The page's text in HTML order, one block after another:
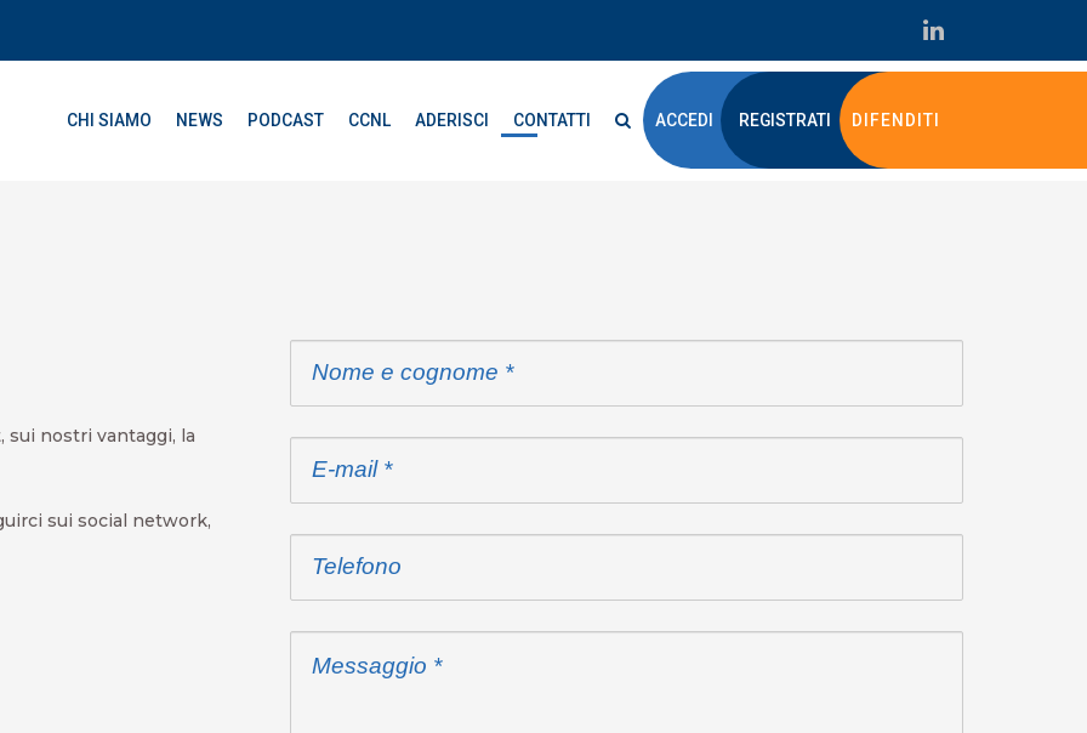
CHI SIAMO NEWS PODCAST CCNL ADERISCI CONTATTI ACCEDI REGISTRATI DIFENDITI
sui nostri vantaggi, la
sui social network,